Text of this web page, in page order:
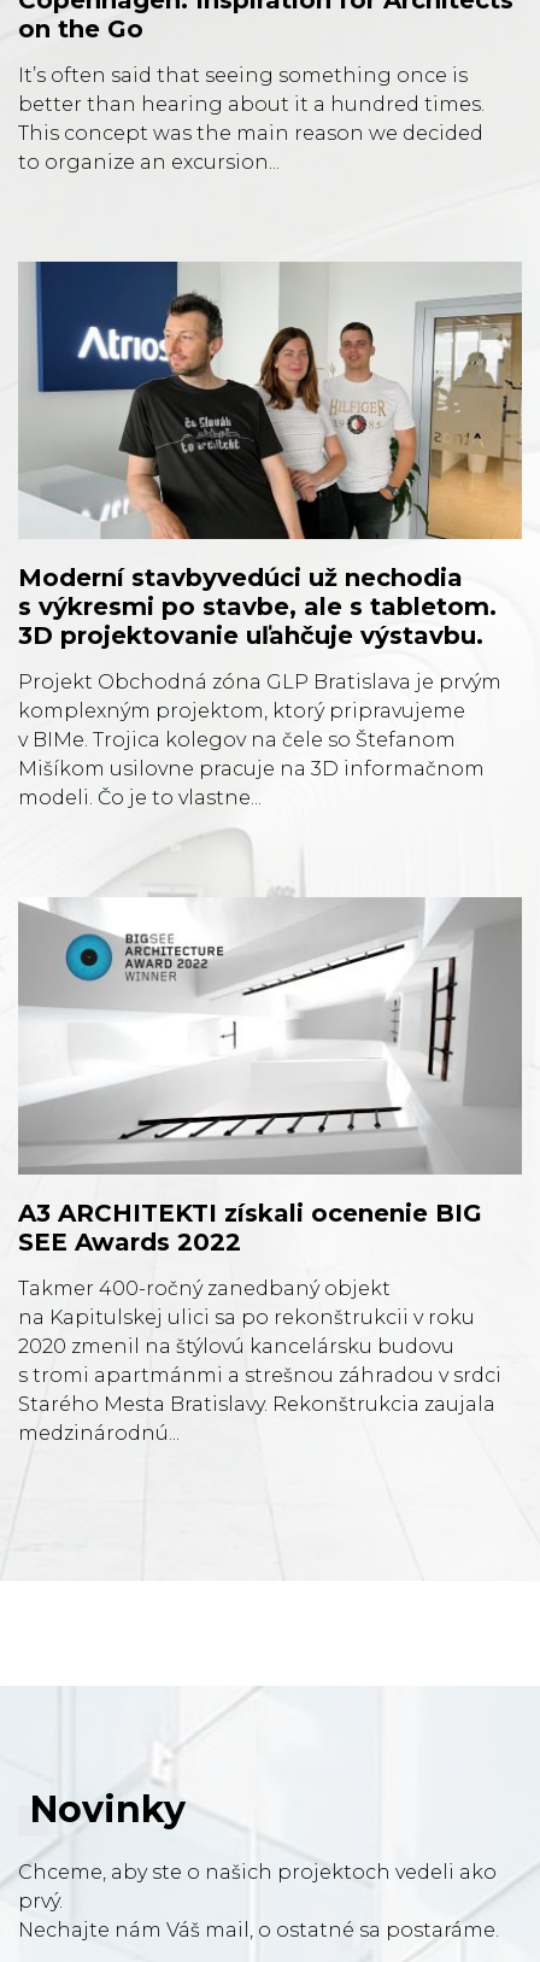
on the Go
It’s often said that seeing something once is
better than hearing about it a hundred times.
This concept was the main reason we decided
to organize an excursion...
Moderní stavbyvedúci už nechodia
s výkresmi po stavbe, ale s tabletom.
3D projektovanie uľahčuje výstavbu.
Projekt Obchodná zóna GLP Bratislava je prvým
komplexným projektom, ktorý pripravujeme
v BIMe. Trojica kolegov na čele so Štefanom
Mišíkom usilovne pracuje na 3D informačnom
modeli. Čo je to vlastne...
A3 ARCHITEKTI získali ocenenie BIG
SEE Awards 2022
Takmer 400-ročný zanedbaný objekt
na Kapitulskej ulici sa po rekonštrukcii v roku
2020 zmenil na štýlovú kancelársku budovu
s tromi apartmánmi a strešnou záhradou v srdci
Starého Mesta Bratislavy. Rekonštrukcia zaujala
medzinárodnú...
Novinky
Chceme, aby ste o našich projektoch vedeli ako
prvý.
Nechajte nám Váš mail, o ostatné sa postaráme.